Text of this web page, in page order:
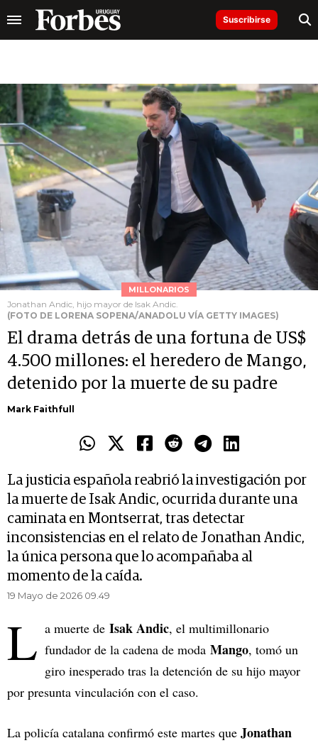
Suscribirse
MILLONARIOS
Jonathan Andic, hijo mayor de Isak Andic.
(FOTO DE LORENA SOPENA/ANADOLU VÍA GETTY IMAGES)
El drama detrás de una fortuna de US$
4.500 millones: el heredero de Mango,
detenido por la muerte de su padre
Mark Faithfull
La justicia española reabrió la investigación por
la muerte de Isak Andic, ocurrida durante una
caminata en Montserrat, tras detectar
inconsistencias en el relato de Jonathan Andic,
la única persona que lo acompañaba al
momento de la caída.
19 Mayo de 2026 09.49
L a muerte de Isak Andic, el multimillonario
fundador de la cadena de moda Mango, tomó un
giro inesperado tras la detención de su hijo mayor
por presunta vinculación con el caso.
La policía catalana confirmó este martes que Jonathan